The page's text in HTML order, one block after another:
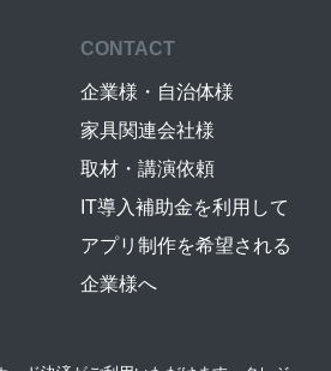
CONTACT
企業様・自治体様
家具関連会社様
取材・講演依頼
IT導入補助金を利用して
アプリ制作を希望される
企業様へ